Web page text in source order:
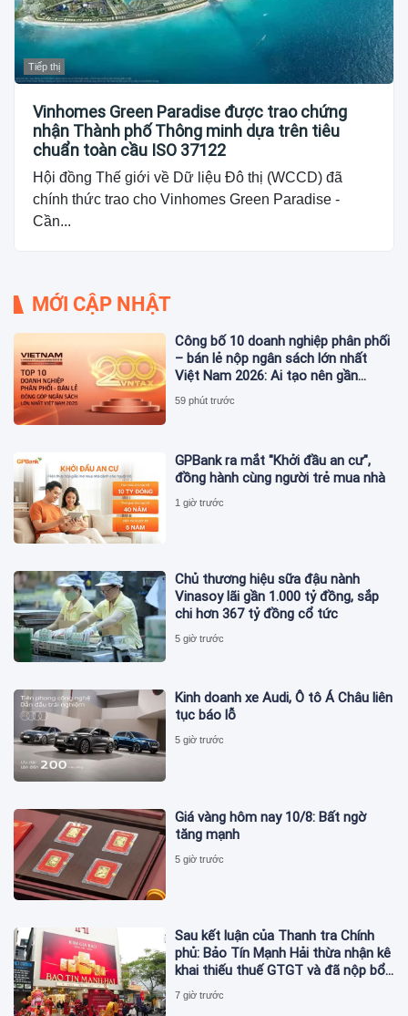
Tiếp thị
Vinhomes Green Paradise được trao chứng
nhận Thành phố Thông minh dựa trên tiêu
chuẩn toàn cầu ISO 37122
Hội đồng Thế giới về Dữ liệu Đô thị (WCCD) đã
chính thức trao cho Vinhomes Green Paradise -
Cần...
MỚI CẬP NHẬT
Công bố 10 doanh nghiệp phân phối
– bán lẻ nộp ngân sách lớn nhất
Việt Nam 2026: Ai tạo nên gần
12.900 tỷ đồng?
59 phút trước
GPBank ra mắt "Khởi đầu an cư",
đồng hành cùng người trẻ mua nhà
1 giờ trước
Chủ thương hiệu sữa đậu nành
Vinasoy lãi gần 1.000 tỷ đồng, sắp
chi hơn 367 tỷ đồng cổ tức
5 giờ trước
Kinh doanh xe Audi, Ô tô Á Châu liên
tục báo lỗ
5 giờ trước
Giá vàng hôm nay 10/8: Bất ngờ
tăng mạnh
5 giờ trước
Sau kết luận của Thanh tra Chính
phủ: Bảo Tín Mạnh Hải thừa nhận kê
khai thiếu thuế GTGT và đã nộp bổ
sung
7 giờ trước